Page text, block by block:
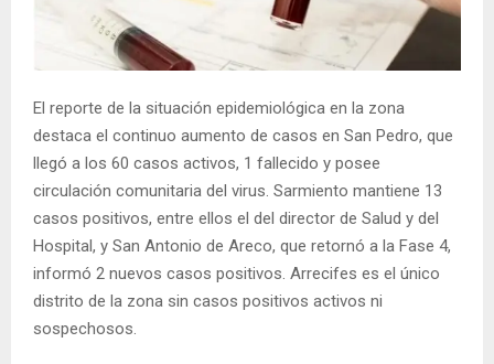
El reporte de la situación epidemiológica en la zona
destaca el continuo aumento de casos en San Pedro, que
llegó a los 60 casos activos, 1 fallecido y posee
circulación comunitaria del virus. Sarmiento mantiene 13
casos positivos, entre ellos el del director de Salud y del
Hospital, y San Antonio de Areco, que retornó a la Fase 4,
informó 2 nuevos casos positivos. Arrecifes es el único
distrito de la zona sin casos positivos activos ni
sospechosos.